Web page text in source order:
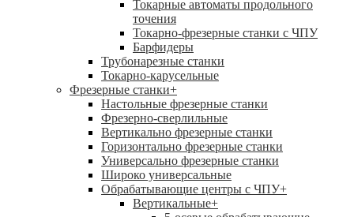
Токарные автоматы продольного
точения
Токарно-фрезерные станки с ЧПУ
Барфидеры
Трубонарезные станки
Токарно-карусельные
Фрезерные станки+
Настольные фрезерные станки
Фрезерно-сверлильные
Вертикально фрезерные станки
Горизонтально фрезерные станки
Универсально фрезерные станки
Широко универсальные
Обрабатывающие центры с ЧПУ+
Вертикальные+